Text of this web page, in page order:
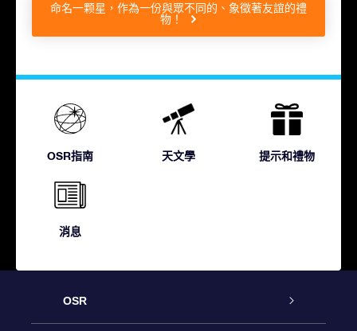
命名一颗星，作為一份與眾不同的、象徵著友誼的禮
物！
OSR指南 天文學 提示和禮物
消息
OSR